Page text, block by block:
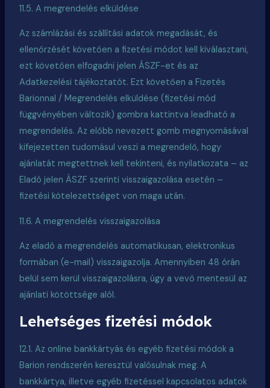
11.5. A megrendelés elküldése
Az számlázási és szállítási adatok megadását, és
ellenőrzését követően a fizetési módot kell kiválasztani,
ezt követően elfogadni jelen ÁSZF-et és az
Adatkezelési tájékoztatót. Ezt követően a Fizetés
Barionnal / Megrendelés elküldése (fizetési mód
függvényében változik) gombra kattintva leadható a
megrendelés. Az előbb nevezett gomb megnyomásával
kifejezetten tudomásul veszi a megrendelő, hogy
ajánlatát megtettnek kell tekinteni, és nyilatkozata – az
Eladó jelen ÁSZF szerinti visszaigazolása esetén –
fizetési kötelezettséget von maga után.
11.6. A megrendelés visszaigazolása
Az eladó a megrendelés automatikusan, elektronikus
formában (e-mail) visszaigazolja. Amennyiben 48 órán
belül sem kerül visszaigazolásra, úgy a vevő mentesül az
ajánlati kötöttsége alól.
Lehetséges fizetési módok
12.1. Az online bankkártyás és egyéb fizetési módok a
Barion rendszerén keresztül valósulnak meg. A
bankkártya, illetve egyéb fizetéssel kapcsolatos adatok